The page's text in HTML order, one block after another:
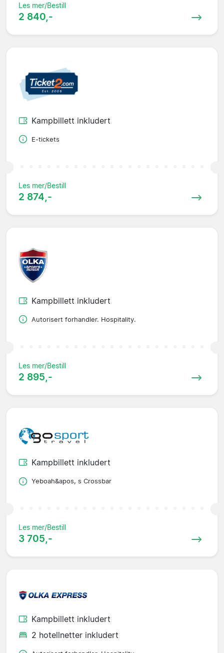
Les mer/Bestill
2 840,-
Kampbillett inkludert
E-tickets
Les mer/Bestill
2 874,-
Kampbillett inkludert
Autorisert forhandler. Hospitality.
Les mer/Bestill
2 895,-
Kampbillett inkludert
Yeboah&apos, s Crossbar
Les mer/Bestill
3 705,-
Kampbillett inkludert
2 hotellnetter inkludert